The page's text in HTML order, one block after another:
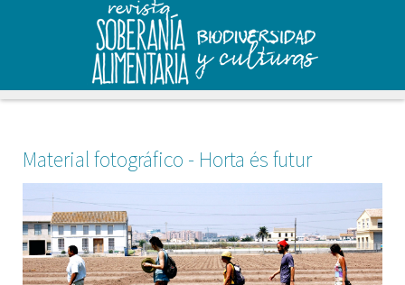
Material fotográfico - Horta és futur